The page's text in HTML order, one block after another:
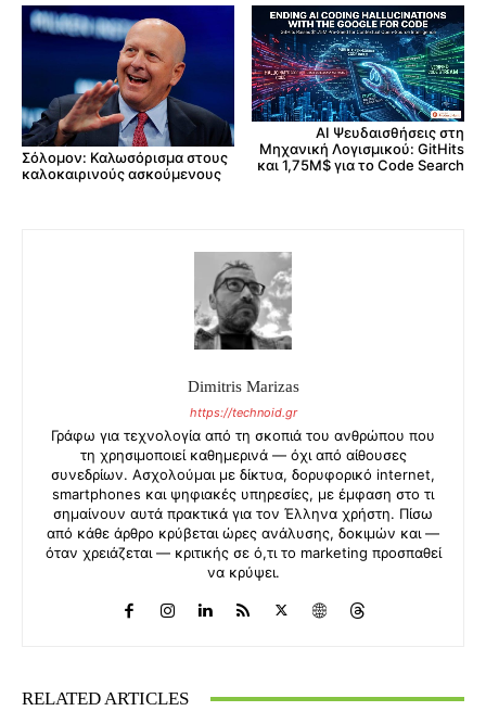
Σόλομον: Καλωσόρισμα στους
καλοκαιρινούς ασκούμενους
AI Ψευδαισθήσεις στη
Μηχανική Λογισμικού: GitHits
και 1,75M$ για το Code Search
Dimitris Marizas
https://technoid.gr
Γράφω για τεχνολογία από τη σκοπιά του ανθρώπου που
τη χρησιμοποιεί καθημερινά — όχι από αίθουσες
συνεδρίων. Ασχολούμαι με δίκτυα, δορυφορικό internet,
smartphones και ψηφιακές υπηρεσίες, με έμφαση στο τι
σημαίνουν αυτά πρακτικά για τον Έλληνα χρήστη. Πίσω
από κάθε άρθρο κρύβεται ώρες ανάλυσης, δοκιμών και —
όταν χρειάζεται — κριτικής σε ό,τι το marketing προσπαθεί
να κρύψει.
RELATED ARTICLES